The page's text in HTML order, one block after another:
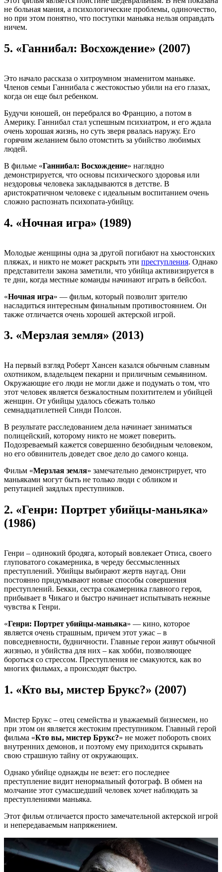
не больная мания, а психологические проблемы, одиночество,
но при этом понятно, что поступки маньяка нельзя оправдать
ничем.
5. «Ганнибал: Восхождение» (2007)
Это начало рассказа о хитроумном знаменитом маньяке.
Членов семьи Ганнибала с жестокостью убили на его глазах,
когда он еще был ребенком.
Будучи юношей, он перебрался во Францию, а потом в
Америку. Ганнибал стал успешным психиатром, и его ждала
очень хорошая жизнь, но суть зверя рвалась наружу. Его
горячим желанием было отомстить за убийство любимых
людей.
В фильме «Ганнибал: Восхождение» наглядно
демонстрируется, что основы психического здоровья или
нездоровья человека закладываются в детстве. В
аристократичном человеке с идеальным воспитанием очень
сложно распознать психопата-убийцу.
4. «Ночная игра» (1989)
Молодые женщины одна за другой погибают на хьюстонских
пляжах, и никто не может раскрыть эти преступления. Однако
представители закона заметили, что убийца активизируется в
те дни, когда местные команды начинают играть в бейсбол.
«Ночная игра» — фильм, который позволит зрителю
насладиться интересным финальным противостоянием. Он
также отличается очень хорошей актерской игрой.
3. «Мерзлая земля» (2013)
На первый взгляд Роберт Хансен казался обычным славным
охотником, владельцем пекарни и приличным семьянином.
Окружающие его люди не могли даже и подумать о том, что
этот человек является безжалостным похитителем и убийцей
женщин. От убийцы удалось сбежать только
семнадцатилетней Синди Полсон.
В результате расследованием дела начинает заниматься
полицейский, которому никто не может поверить.
Подозреваемый кажется совершенно безобидным человеком,
но его обвинитель доведет свое дело до самого конца.
Фильм «Мерзлая земля» замечательно демонстрирует, что
маньяками могут быть не только люди с обликом и
репутацией заядлых преступников.
2. «Генри: Портрет убийцы-маньяка»
(1986)
Генри – одинокий бродяга, который вовлекает Отиса, своего
глуповатого сокамерника, в череду бессмысленных
преступлений. Убийцы выбирают жертв наугад. Они
постоянно придумывают новые способы совершения
преступлений. Бекки, сестра сокамерника главного героя,
прибывает в Чикаго и быстро начинает испытывать нежные
чувства к Генри.
«Генри: Портрет убийцы-маньяка» — кино, которое
является очень страшным, причем этот ужас – в
повседневности, будничности. Главные герои живут обычной
жизнью, и убийства для них – как хобби, позволяющее
бороться со стрессом. Преступления не смакуются, как во
многих фильмах, а происходят быстро.
1. «Кто вы, мистер Брукс?» (2007)
Мистер Брукс – отец семейства и уважаемый бизнесмен, но
при этом он является жестоким преступником. Главный герой
фильма «Кто вы, мистер Брукс?» не может побороть своих
внутренних демонов, и поэтому ему приходится скрывать
свою страшную тайну от окружающих.
Однако убийце однажды не везет: его последнее
преступление видит ненормальный фотограф. В обмен на
молчание этот сумасшедший человек хочет наблюдать за
преступлениями маньяка.
Этот фильм отличается просто замечательной актерской игрой
и непередаваемым напряжением.